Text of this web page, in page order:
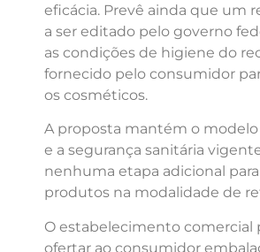
eficácia. Prevê ainda que um
a ser editado pelo governo
as condições de higiene do
fornecido pelo consumidor
os cosméticos.
A proposta mantém o
e a segurança sanitária
nenhuma etapa adicional
produtos na modalidade de
O estabelecimento comercial
ofertar ao consumidor